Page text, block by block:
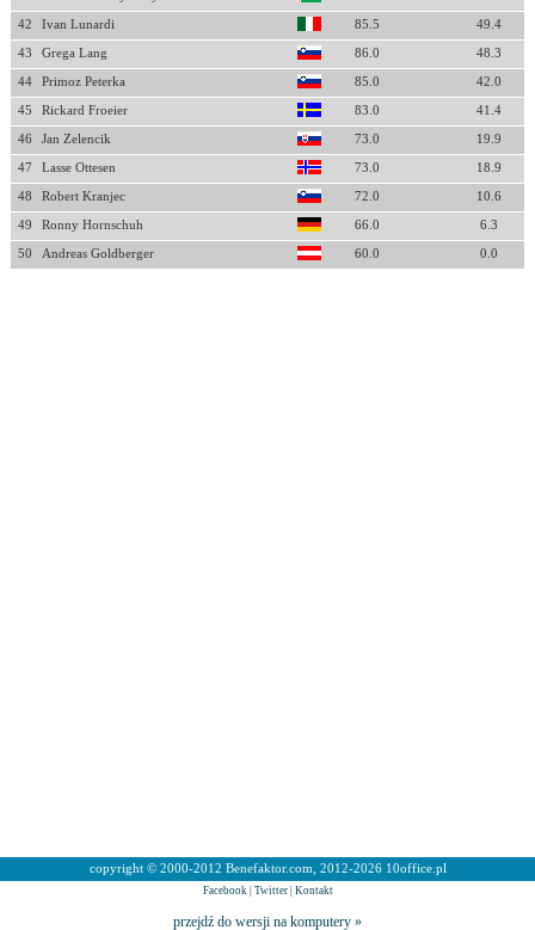
42 Ivan Lunardi 85.5 49.4
43 Grega Lang 86.0 48.3
44 Primoz Peterka 85.0 42.0
45 Rickard Froeier 83.0 41.4
46 Jan Zelencik 73.0 19.9
47 Lasse Ottesen 73.0 18.9
48 Robert Kranjec 72.0 10.6
49 Ronny Hornschuh 66.0 6.3
50 Andreas Goldberger 60.0 0.0
copyright © 2000-2012 Benefaktor.com, 2012-2026 10office.pl
Facebook| Twitter| Kontakt
przejdź do wersji na komputery »